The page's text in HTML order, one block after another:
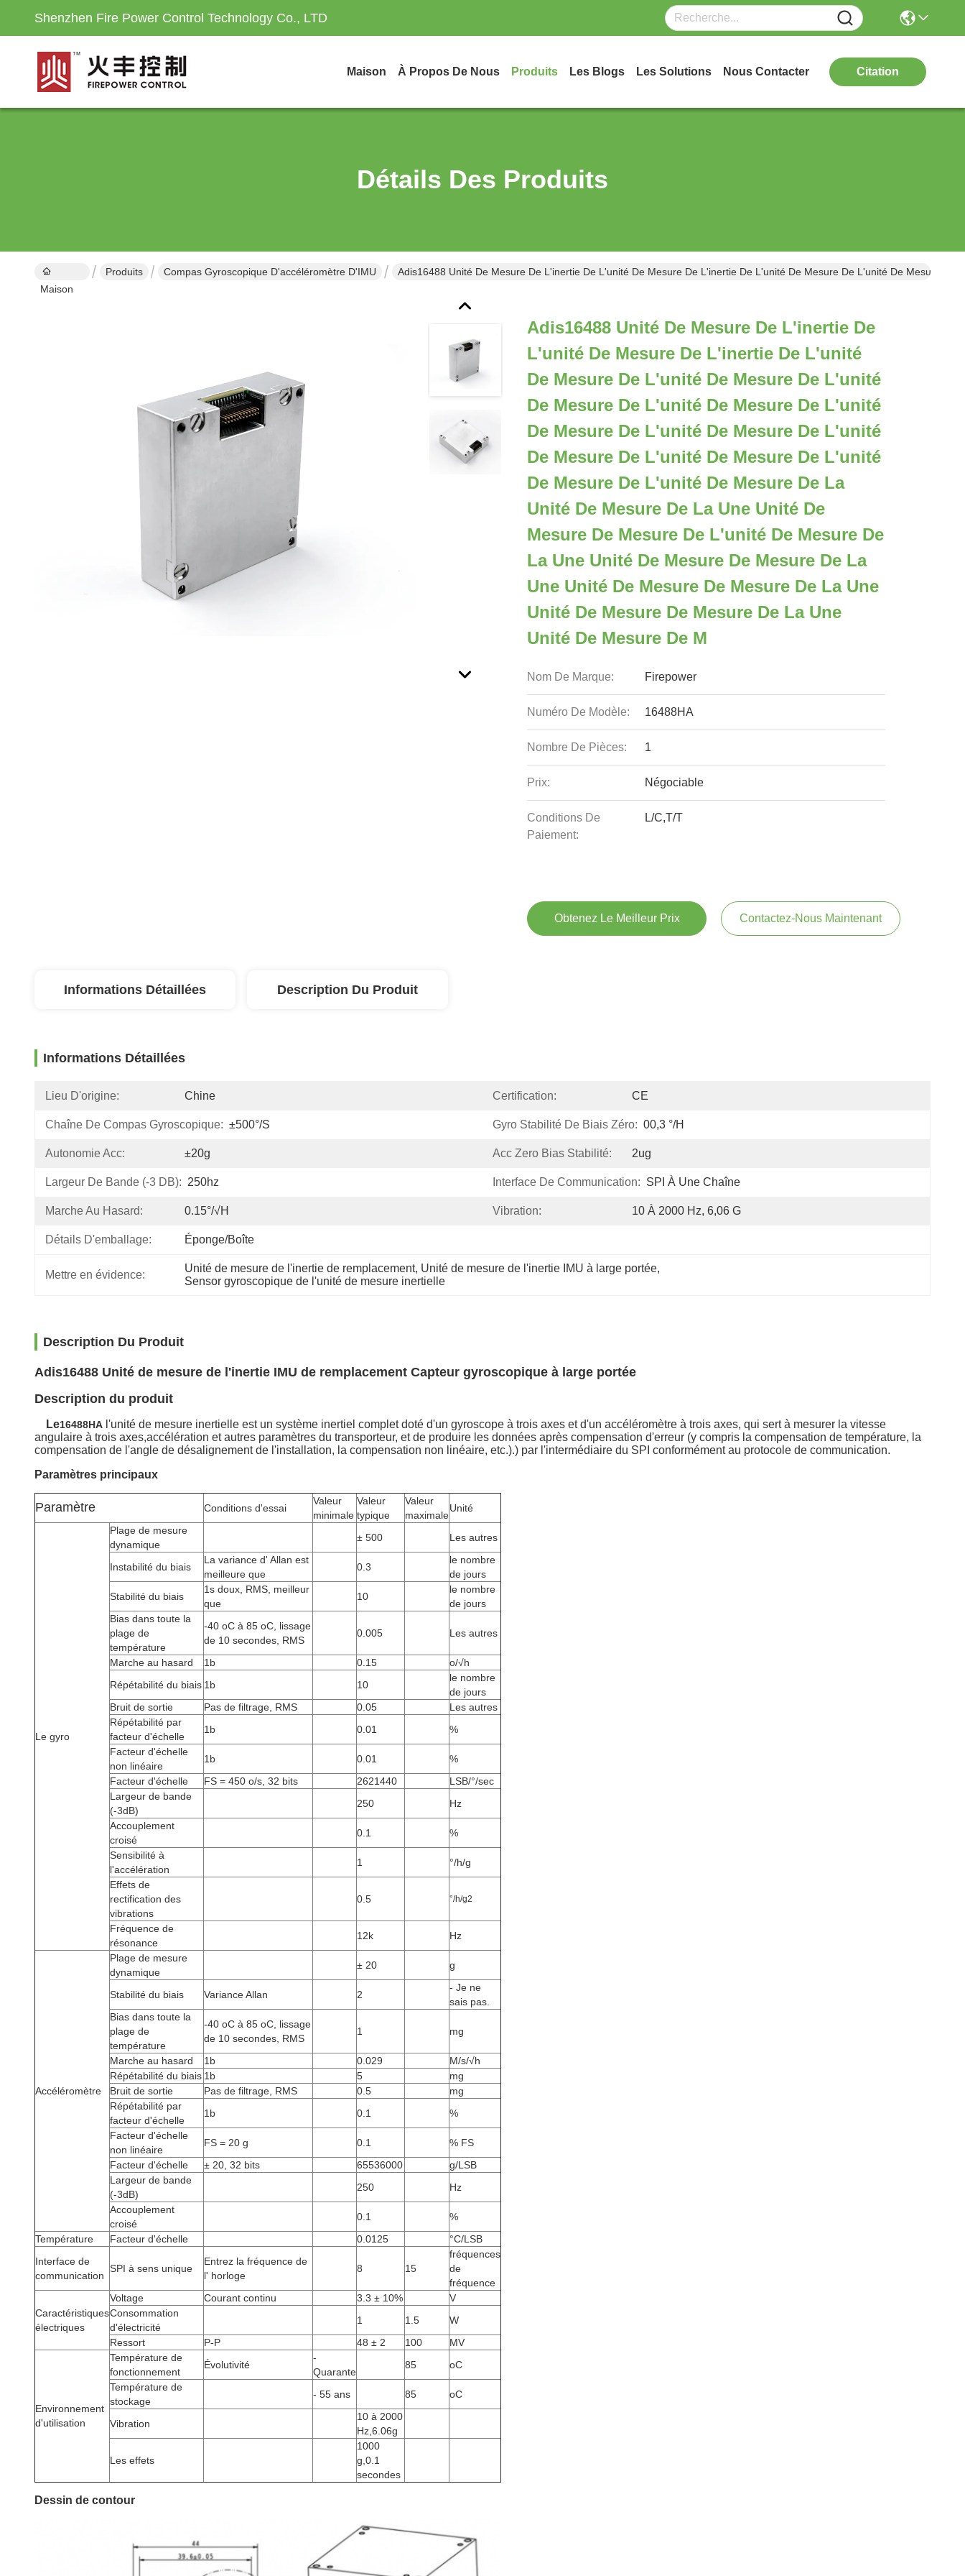
Shenzhen Fire Power Control Technology Co., LTD
Maison À Propos De Nous Produits Les Blogs Les Solutions Nous Contacter Citation
Détails Des Produits
Maison
Produits Compas Gyroscopique D'accéléromètre D'IMU Adis16488 Unité De Mesure De L'inertie De L'unité De Mesure De L'inertie De L'unité De Mesure De L'unité De Mesure
Adis16488 Unité De Mesure De L'inertie De
L'unité De Mesure De L'inertie De L'unité
De Mesure De L'unité De Mesure De L'unité
De Mesure De L'unité De Mesure De L'unité
De Mesure De L'unité De Mesure De L'unité
De Mesure De L'unité De Mesure De L'unité
De Mesure De L'unité De Mesure De La
Unité De Mesure De La Une Unité De
Mesure De Mesure De L'unité De Mesure De
La Une Unité De Mesure De Mesure De La
Une Unité De Mesure De Mesure De La Une
Unité De Mesure De Mesure De La Une
Unité De Mesure De M
Nom De Marque: Firepower
Numéro De Modèle: 16488HA
Nombre De Pièces: 1
Prix: Négociable
Conditions De
Paiement:
L/C,T/T
Obtenez Le Meilleur Prix Contactez-Nous Maintenant
Informations Détaillées Description Du Produit
Informations Détaillées
Lieu D'origine: Chine Certification: CE
Chaîne De Compas Gyroscopique: ±500°/s Gyro Stabilité De Biais Zéro: 00,3 °/h
Autonomie Acc: ±20g Acc Zero Bias Stabilité: 2ug
Largeur De Bande (-3 DB): 250hz Interface De Communication: SPI À Une Chaîne
Marche Au Hasard: 0.15°/√h Vibration: 10 À 2000 Hz, 6,06 G
Détails D'emballage: Éponge/boîte
Mettre en évidence:
Unité de mesure de l'inertie de remplacement, Unité de mesure de l'inertie IMU à large portée,
Sensor gyroscopique de l'unité de mesure inertielle
Description Du Produit
Adis16488 Unité de mesure de l'inertie IMU de remplacement Capteur gyroscopique à large portée
Description du produit
Le16488HA l'unité de mesure inertielle est un système inertiel complet doté d'un gyroscope à trois axes et d'un accéléromètre à trois axes, qui sert à mesurer la vitesse
angulaire à trois axes,accélération et autres paramètres du transporteur, et de produire les données après compensation d'erreur (y compris la compensation de température, la
compensation de l'angle de désalignement de l'installation, la compensation non linéaire, etc.).) par l'intermédiaire du SPI conformément au protocole de communication.
Paramètres principaux
Paramètre Conditions d'essai
Valeur
minimale
Valeur
typique
Valeur
maximale
Unité
Le gyro
Plage de mesure
dynamique
± 500 Les autres
Instabilité du biais
La variance d' Allan est
meilleure que
0.3
le nombre
de jours
Stabilité du biais
1s doux, RMS, meilleur
que
10
le nombre
de jours
Bias dans toute la
plage de
température
-40 oC à 85 oC, lissage
de 10 secondes, RMS
0.005 Les autres
Marche au hasard 1b 0.15
o/√h
Répétabilité du biais 1b 10
le nombre
de jours
Bruit de sortie
Pas de filtrage, RMS 0.05
Les autres
Répétabilité par
facteur d'échelle
1b 0.01
%
Facteur d'échelle
non linéaire
1b 0.01
%
Facteur d'échelle
FS = 450 o/s, 32 bits 2621440
LSB/°/sec
Largeur de bande
(-3dB)
250
Hz
Accouplement
croisé
0.1
%
Sensibilité à
l'accélération
1
°/h/g
Effets de
rectification des
vibrations
0.5 °/h/g2
Fréquence de
résonance
12k Hz
Accéléromètre
Plage de mesure
dynamique
± 20 g
Stabilité du biais Variance Allan 2
- Je ne
sais pas.
Bias dans toute la
plage de
température
-40 oC à 85 oC, lissage
de 10 secondes, RMS
1 mg
Marche au hasard 1b 0.029
M/s/√h
Répétabilité du biais 1b 5
mg
Bruit de sortie
Pas de filtrage, RMS 0.5
mg
Répétabilité par
facteur d'échelle
1b 0.1
%
Facteur d'échelle
non linéaire
FS = 20 g 0.1
% FS
Facteur d'échelle
± 20, 32 bits 65536000
g/LSB
Largeur de bande
(-3dB)
250
Hz
Accouplement
croisé
0.1
%
Température
Facteur d'échelle 0.0125
°C/LSB
Interface de
communication
SPI à sens unique
Entrez la fréquence de
l' horloge
8 15
fréquences
de
fréquence
Caractéristiques
électriques
Voltage Courant continu 3.3 ± 10%
V
Consommation
d'électricité
1 1.5
W
Ressort
P-P 48 ± 2 100 MV
Environnement
d'utilisation
Température de
fonctionnement
Évolutivité
-
Quarante
85
oC
Température de
stockage
- 55 ans 85 oC
Vibration
10 à 2000
Hz,6.06g
Les effets
1000
g,0.1
secondes
Dessin de contour